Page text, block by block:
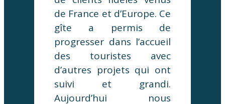
de France et d’Europe. Ce
gîte a permis de
progresser dans l’accueil
des touristes avec
d’autres projets qui ont
suivi et grandi.
Aujourd’hui nous